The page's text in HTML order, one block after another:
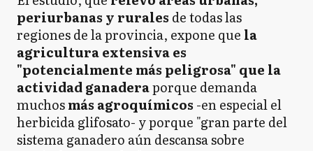
periurbanas y rurales de todas las
regiones de la provincia, expone que la
agricultura extensiva es
"potencialmente más peligrosa" que la
actividad ganaderaporque demanda
muchosmás agroquímicos -en especial el
herbicida glifosato- y porque "gran parte del
sistema ganadero aún descansa sobre